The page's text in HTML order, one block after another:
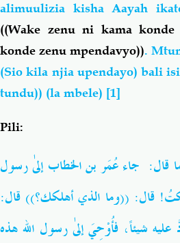
alimuulizia kisha Aayah
((Wake zenu ni kamakonde
konde zenu mpendavyo)).
(Sio kila njia upendayo) bali
tundu)) (la mbele) [1]
Pili:
قال: جاء عُمَر بن الخطاب إلىٰ رسول
قال: ((وما الذي أهلكك؟)) قال:
شيئاً، فأُوْحِيَ إلىٰ رسول الله هذه